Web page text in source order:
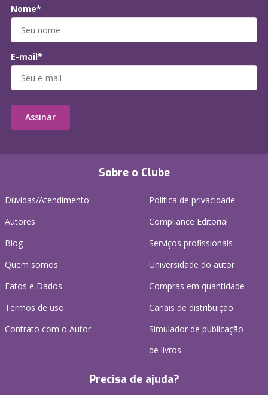
Sobre o Clube
Dúvidas/Atendimento
Autores
Blog
Quem somos
Fatos e Dados
Termos de uso
Contrato com o Autor
Política de privacidade
Compliance Editorial
Serviços profissionais
Universidade do autor
Compras em quantidade
Canais de distribuição
Simulador de publicação
de livros
Precisa de ajuda?
Nome*
E-mail*
Assinar